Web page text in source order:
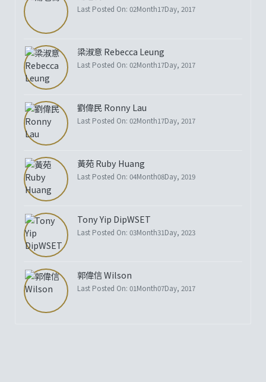
Last Posted On: 02Month17Day, 2017
梁淑意 Rebecca Leung
Last Posted On: 02Month17Day, 2017
劉偉民 Ronny Lau
Last Posted On: 02Month17Day, 2017
黃苑 Ruby Huang
Last Posted On: 04Month08Day, 2019
Tony Yip DipWSET
Last Posted On: 03Month31Day, 2023
郭偉信 Wilson
Last Posted On: 01Month07Day, 2017